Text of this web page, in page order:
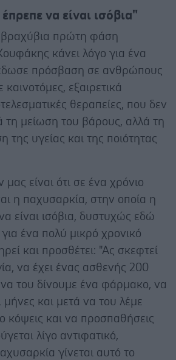
να είναι ισόβια"
βραχύβια πρώτη φάση
κάνει λόγο για ένα
πρόσβαση σε ανθρώπους
εξαιρετικά
θεραπείες, που δεν
τη μείωση του βάρους, αλλά τη
της υγείας και της ποιότητας
είναι ότι σε ένα χρόνιο
η παχυσαρκία, στην οποία η
είναι ισόβια, δυστυχώς εδώ
ένα πολύ μικρό χρονικό
και προσθέτει: "Ας σκεφτεί
να έχει ένας ασθενής 200
να του δίνουμε ένα φάρμακο, να
μήνες και μετά να του λέμε
κόψεις και να προσπαθήσεις
λίγο αντιφατικό,
γίνεται αυτό το